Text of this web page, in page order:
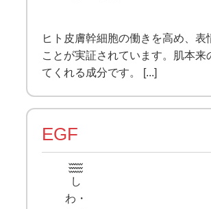
ヒト皮膚幹細胞の働きを高め、表
ことが実証されています。肌本来
てくれる成分です。 [...]
EGF
し
わ・